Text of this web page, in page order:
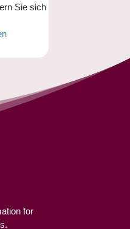
Sie sich
for